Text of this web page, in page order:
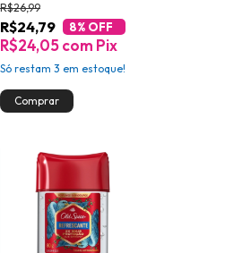
Lendário 250ml
R$24,79
R$26,99
8% OFF
R$24,05com Pix
Só restam3 em estoque!